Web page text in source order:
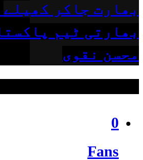
بھارت جاکر کھیلے
بھارتی ٹیم
محسن نقوی
0
Fans